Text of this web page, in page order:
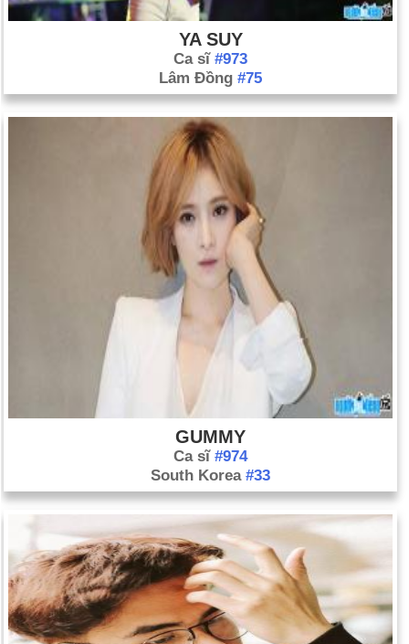
YA SUY
Ca sĩ #973
Lâm Đồng #75
GUMMY
Ca sĩ #974
South Korea #33